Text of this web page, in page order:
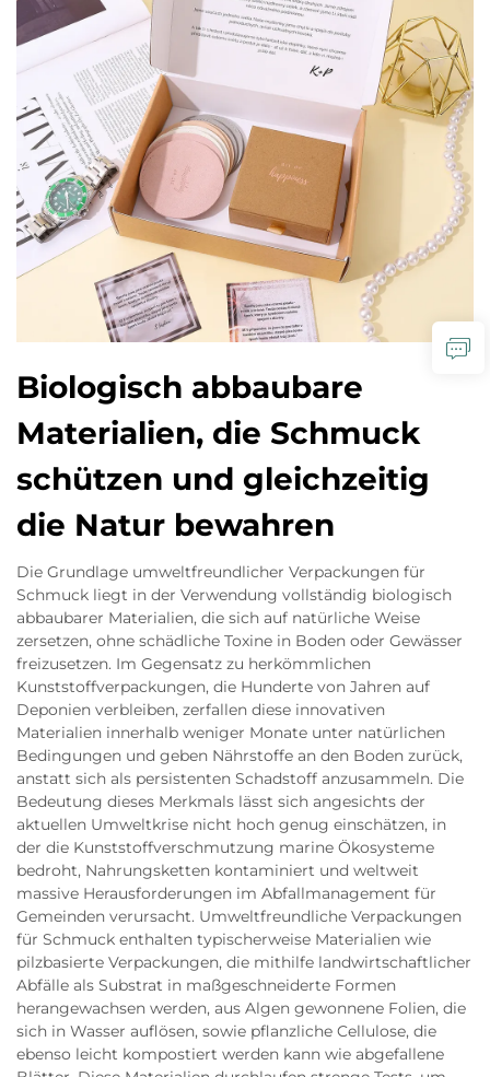
Biologisch abbaubare
Materialien, die Schmuck
schützen und gleichzeitig
die Natur bewahren
Die Grundlage umweltfreundlicher Verpackungen für
Schmuck liegt in der Verwendung vollständig biologisch
abbaubarer Materialien, die sich auf natürliche Weise
zersetzen, ohne schädliche Toxine in Boden oder Gewässer
freizusetzen. Im Gegensatz zu herkömmlichen
Kunststoffverpackungen, die Hunderte von Jahren auf
Deponien verbleiben, zerfallen diese innovativen
Materialien innerhalb weniger Monate unter natürlichen
Bedingungen und geben Nährstoffe an den Boden zurück,
anstatt sich als persistenten Schadstoff anzusammeln. Die
Bedeutung dieses Merkmals lässt sich angesichts der
aktuellen Umweltkrise nicht hoch genug einschätzen, in
der die Kunststoffverschmutzung marine Ökosysteme
bedroht, Nahrungsketten kontaminiert und weltweit
massive Herausforderungen im Abfallmanagement für
Gemeinden verursacht. Umweltfreundliche Verpackungen
für Schmuck enthalten typischerweise Materialien wie
pilzbasierte Verpackungen, die mithilfe landwirtschaftlicher
Abfälle als Substrat in maßgeschneiderte Formen
herangewachsen werden, aus Algen gewonnene Folien, die
sich in Wasser auflösen, sowie pflanzliche Cellulose, die
ebenso leicht kompostiert werden kann wie abgefallene